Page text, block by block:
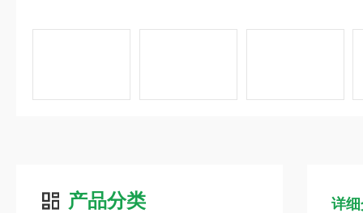
产品分类 详